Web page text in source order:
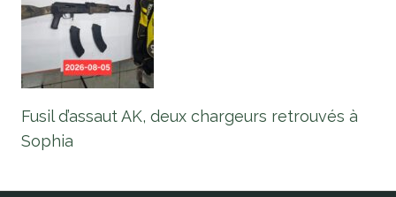
Fusil d’assaut AK, deux chargeurs retrouvés à
Sophia